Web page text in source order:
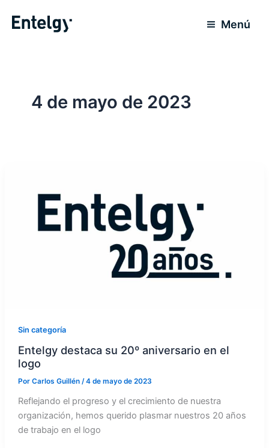
Menú
4 de mayo de 2023
Sin categoría
Entelgy destaca su 20º aniversario en el
logo
Por Carlos Guillén /4 de mayo de 2023
Reflejando el progreso y el crecimiento de nuestra
organización, hemos querido plasmar nuestros 20 años
de trabajo en el logo